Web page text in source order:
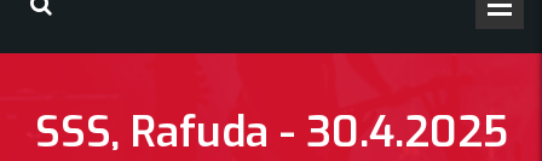
SSS, Rafuda - 30.4.2025